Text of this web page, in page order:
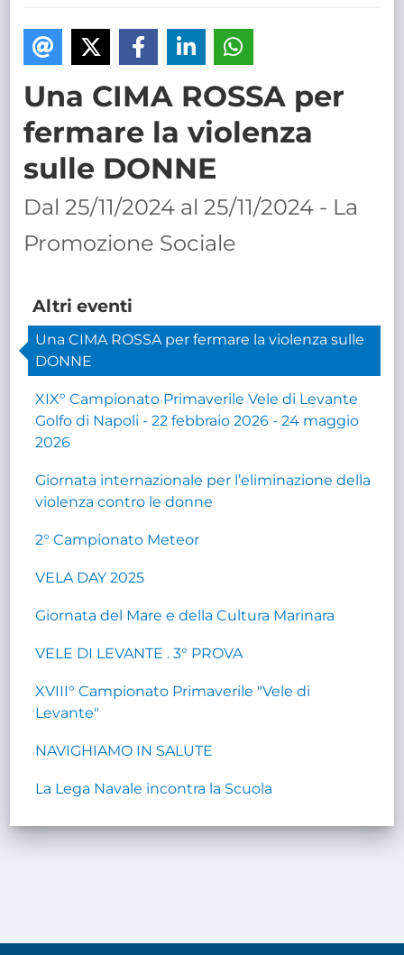
Una CIMA ROSSA per
fermare la violenza
sulle DONNE
Dal 25/11/2024 al 25/11/2024 - La
Promozione Sociale
Altri eventi
Una CIMA ROSSA per fermare la violenza sulle
DONNE
XIX° Campionato Primaverile Vele di Levante
Golfo di Napoli - 22 febbraio 2026 - 24 maggio
2026
Giornata internazionale per l’eliminazione della
violenza contro le donne
2° Campionato Meteor
VELA DAY 2025
Giornata del Mare e della Cultura Marinara
VELE DI LEVANTE . 3° PROVA
XVIII° Campionato Primaverile "Vele di
Levante"
NAVIGHIAMO IN SALUTE
La Lega Navale incontra la Scuola